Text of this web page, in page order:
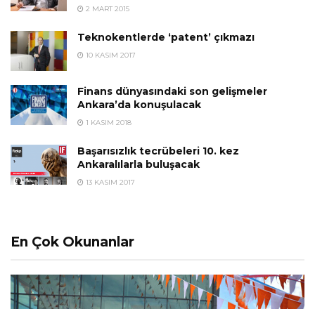
2 MART 2015
​Teknokentlerde ‘patent’ çıkmazı
10 KASIM 2017
Finans dünyasındaki son gelişmeler
Ankara’da konuşulacak
1 KASIM 2018
Başarısızlık tecrübeleri 10. kez
Ankaralılarla buluşacak
13 KASIM 2017
En Çok Okunanlar